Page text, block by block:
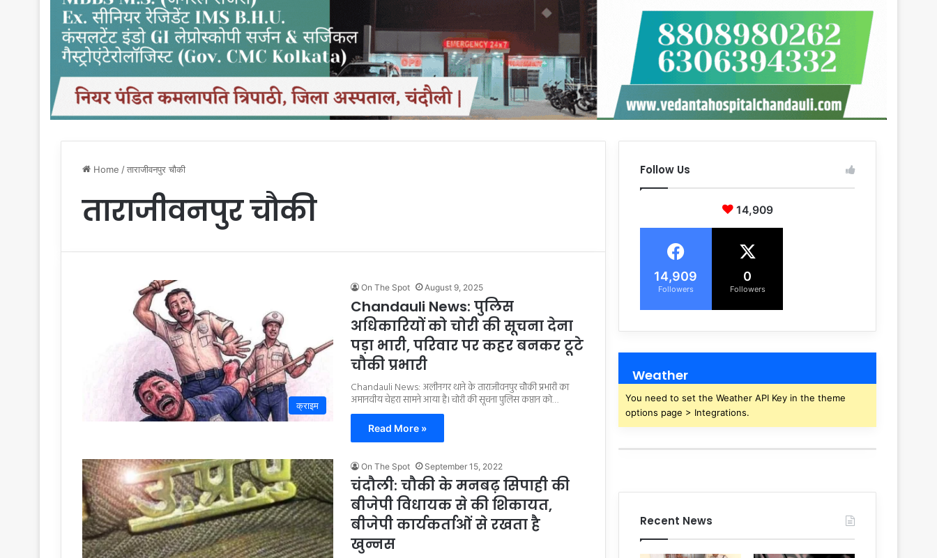
Home /ताराजीवनपुर चौकी
ताराजीवनपुर चौकी
क्राइम
On The Spot August 9, 2025
Chandauli News: पुलिस
अधिकारियों को चोरी की सूचना देना
पड़ा भारी, परिवार पर कहर बनकर टूटे
चौकी प्रभारी
Chandauli News: अलीनगर थाने के ताराजीवनपुर चौकी प्रभारी का
अमानवीय चेहरा सामने आया है। चोरी की सूचना पुलिस कप्तान को…
Read More »
On The Spot September 15, 2022
चंदौली: चौकी के मनबढ़ सिपाही की
बीजेपी विधायक से की शिकायत,
बीजेपी कार्यकर्ताओं से रखता है
खुन्नस
Follow Us
14,909
14,909
Followers
0
Followers
Weather
You need to set the Weather API Key in the theme
options page > Integrations.
Recent News